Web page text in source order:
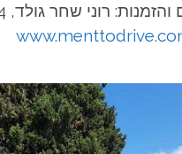
רוני שחר גולד, 052-945-2664